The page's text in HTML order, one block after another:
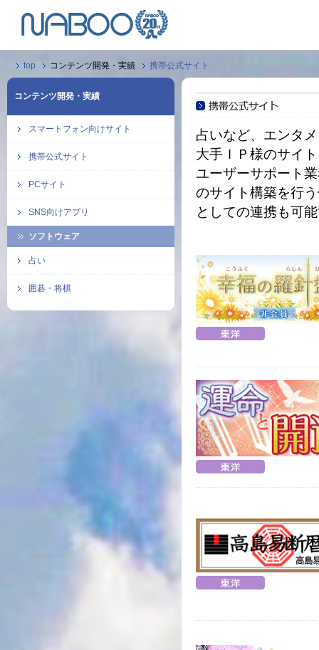
top コンテンツ開発・実績 携帯公式サイト
コンテンツ開発・実績
スマートフォン向けサイト
携帯公式サイト
PCサイト
SNS向けアプリ
ソフトウェア
占い
囲碁・将棋
占いなど、エンタ
大手ＩＰ様のサイ
ユーザーサポート
のサイト構築を行
としての連携も可